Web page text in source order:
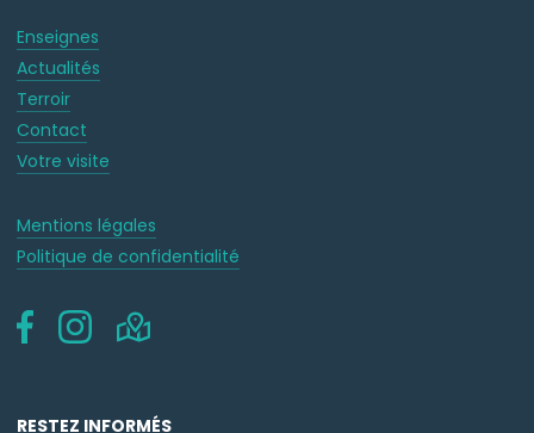
Enseignes
Actualités
Terroir
Contact
Votre visite
Mentions légales
Politique de confidentialité
RESTEZ INFORMÉS